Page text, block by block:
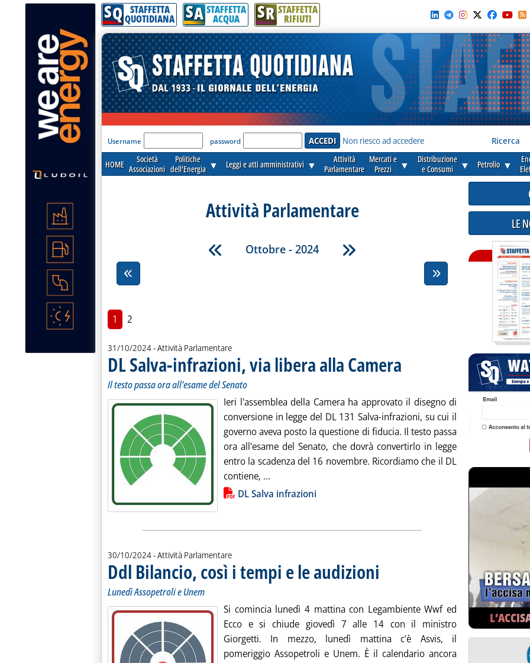
SQ STAFFETTA
QUOTIDIANA SA STAFFETTA
ACQUA SR STAFFETTA
RIFIUTI
'Modulo Login per accedere'
Username password Non riesco ad accedere Ricerca
HOME
Società
Associazioni
Politiche
dell'Energia ▼ Leggi e atti amministrativi ▼
Attività
Parlamentare
Mercati e
Prezzi
▼
Distribuzione
e Consumi
▼ Petrolio ▼
Attività Parlamentare
Ottobre - 2024
1 2
31/10/2024- Attività Parlamentare
DL Salva-infrazioni, via libera alla Camera . Sottotitolo: Il testo passa ora all'esame del
. Pubblicata giovedì 31 ottobre 2024 alle
Il testo passa ora all'esame del Senato
Ieri l'assemblea della Camera ha approvato il disegno di
conversione in legge del DL 131 Salva-infrazioni, su cui il
governo aveva posto la questione di fiducia. Il testo passa
ora all'esame del Senato, che dovrà convertirlo in legge
entro la scadenza del 16 novembre. Ricordiamo che il DL
contiene, ... Leggi tutta la notizia: 'DL Salva-infrazioni, via libera alla
Lista allegati PDF alla notiziaDL Salva infrazioni
30/10/2024- Attività Parlamentare
Ddl Bilancio, così i tempi e le audizioni
Lunedì Assopetroli e Unem
Si comincia lunedì 4 mattina con Legambiente Wwf ed
Ecco e si chiude giovedì 7 alle 14 con il ministro
Giorgetti. In mezzo, lunedì mattina c'è Asvis, il
pomeriggio Assopetroli e Unem. È il calendario ancora
LE